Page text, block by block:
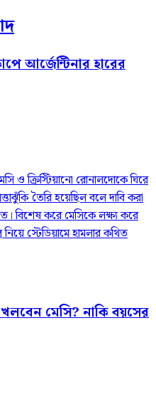
আর্জেন্টিনার হারের
ও ক্রিস্টিয়ানো রোনালদোকে ঘিরে
তৈরি হয়েছিল বলে দাবি করা
বিশেষ করে মেসিকে লক্ষ্য করে
স্টেডিয়ামে হামলার কথিত
মেসি? নাকি বয়সের